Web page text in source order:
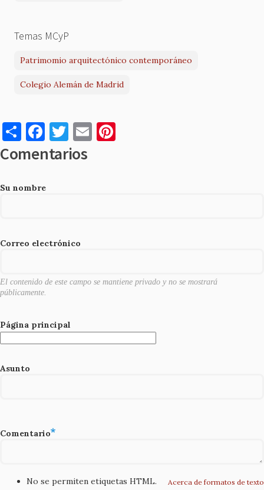
Temas MCyP
Patrimomio arquitectónico contemporáneo
Colegio Alemán de Madrid
S
h
ar
e
F
a
c
e
o
T
w
it
E
m
Comentarios
Su nombre
Correo electrónico
El contenido de este campo se mantiene privado y no se mostrará
públicamente.
Página principal
Asunto
Comentario
Acerca de formatos de texto
No se permiten etiquetas HTML.